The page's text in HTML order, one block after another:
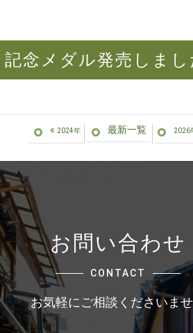
メダル発売しまし
« 2024年 最新一覧 2026
お問い合わせ
CONTACT
お気軽にご相談くださいませ